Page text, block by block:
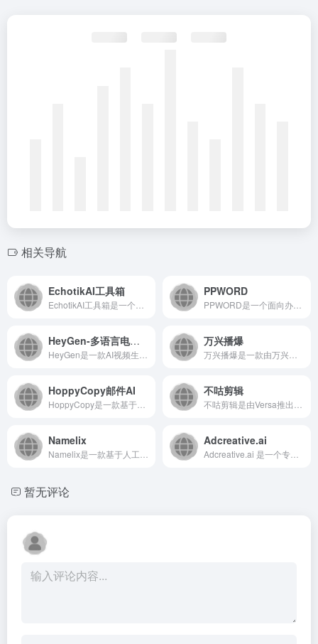
相关导航
EchotikAI工具箱 PPWORD
HeyGen-多语言电商视频生成 万兴播爆
HoppyCopy邮件AI 不咕剪辑
Namelix Adcreative.ai
暂无评论